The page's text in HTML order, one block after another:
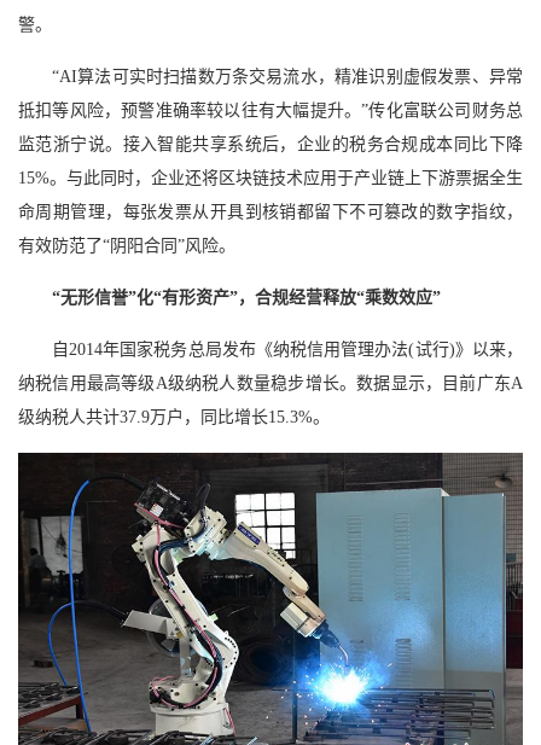
警。
“AI算法可实时扫描数万条交易流水，精准识别虚假发票、异常
抵扣等风险，预警准确率较以往有大幅提升。”传化富联公司财务总
监范浙宁说。接入智能共享系统后，企业的税务合规成本同比下降
15%。与此同时，企业还将区块链技术应用于产业链上下游票据全生
命周期管理，每张发票从开具到核销都留下不可篡改的数字指纹，
有效防范了“阴阳合同”风险。
“无形信誉”化“有形资产”，合规经营释放“乘数效应”
自2014年国家税务总局发布《纳税信用管理办法(试行)》以来，
纳税信用最高等级A级纳税人数量稳步增长。数据显示，目前广东A
级纳税人共计37.9万户，同比增长15.3%。